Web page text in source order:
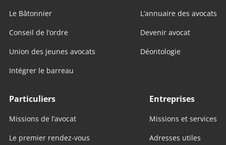
Le Bâtonnier
Conseil de l’ordre
Union des jeunes avocats
Intégrer le barreau
L’annuaire des avocats
Devenir avocat
Déontologie
Particuliers
Missions de l’avocat
Le premier rendez-vous
Entreprises
Missions et services
Adresses utiles